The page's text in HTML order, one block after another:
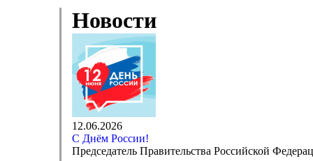
Новости
12.06.2026
С Днём России!
Председатель Правительства Российской